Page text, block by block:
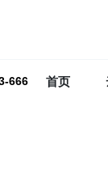
666 首页